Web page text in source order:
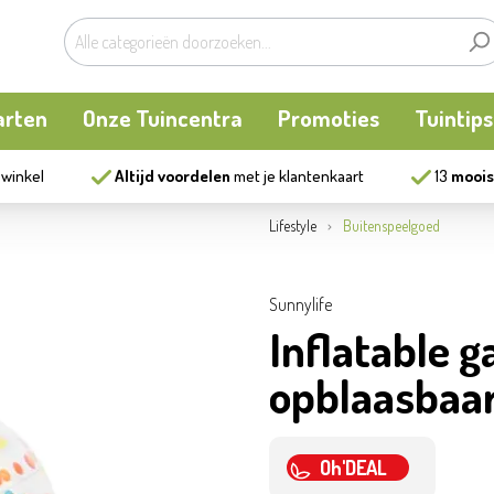
Onze Tuincentra Promoties Tuintips
Tuininrichting
Bestrijding
Kweekaccessoires
Homewear
Altijd voordelen met je klantenkaart 13
Lifestyle Buitenspeelgoed
Sunnylife
Inflatable
Oh'DEAL